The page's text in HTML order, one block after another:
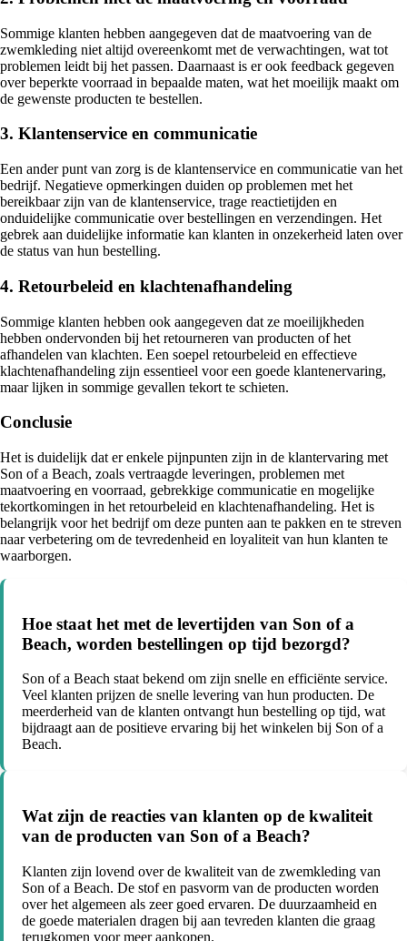
Sommige klanten hebben aangegeven dat de maatvoering van de
zwemkleding niet altijd overeenkomt met de verwachtingen, wat tot
problemen leidt bij het passen. Daarnaast is er ook feedback gegeven
over beperkte voorraad in bepaalde maten, wat het moeilijk maakt om
de gewenste producten te bestellen.
3. Klantenservice en communicatie
Een ander punt van zorg is de klantenservice en communicatie van het
bedrijf. Negatieve opmerkingen duiden op problemen met het
bereikbaar zijn van de klantenservice, trage reactietijden en
onduidelijke communicatie over bestellingen en verzendingen. Het
gebrek aan duidelijke informatie kan klanten in onzekerheid laten over
de status van hun bestelling.
4. Retourbeleid en klachtenafhandeling
Sommige klanten hebben ook aangegeven dat ze moeilijkheden
hebben ondervonden bij het retourneren van producten of het
afhandelen van klachten. Een soepel retourbeleid en effectieve
klachtenafhandeling zijn essentieel voor een goede klantenervaring,
maar lijken in sommige gevallen tekort te schieten.
Conclusie
Het is duidelijk dat er enkele pijnpunten zijn in de klantervaring met
Son of a Beach, zoals vertraagde leveringen, problemen met
maatvoering en voorraad, gebrekkige communicatie en mogelijke
tekortkomingen in het retourbeleid en klachtenafhandeling. Het is
belangrijk voor het bedrijf om deze punten aan te pakken en te streven
naar verbetering om de tevredenheid en loyaliteit van hun klanten te
waarborgen.
Hoe staat het met de levertijden van Son of a
Beach, worden bestellingen op tijd bezorgd?
Son of a Beach staat bekend om zijn snelle en efficiënte service.
Veel klanten prijzen de snelle levering van hun producten. De
meerderheid van de klanten ontvangt hun bestelling op tijd, wat
bijdraagt aan de positieve ervaring bij het winkelen bij Son of a
Beach.
Wat zijn de reacties van klanten op de kwaliteit
van de producten van Son of a Beach?
Klanten zijn lovend over de kwaliteit van de zwemkleding van
Son of a Beach. De stof en pasvorm van de producten worden
over het algemeen als zeer goed ervaren. De duurzaamheid en
de goede materialen dragen bij aan tevreden klanten die graag
terugkomen voor meer aankopen.